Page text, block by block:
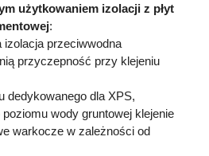
użytkowaniem izolacji z płyt
:
izolacja przeciwwodna
przyczepność przy klejeniu
dedykowanego dla XPS,
wody gruntowej klejenie
warkocze w zależności od